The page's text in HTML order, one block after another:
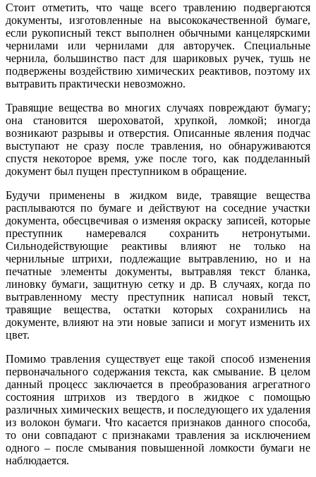
Стоит отметить, что чаще всего травлению подвергаются
документы, изготовленные на высококачественной бумаге,
если рукописный текст выполнен обычными канцелярскими
чернилами или чернилами для авторучек. Специальные
чернила, большинство паст для шариковых ручек, тушь не
подвержены воздействию химических реактивов, поэтому их
вытравить практически невозможно.
Травящие вещества во многих случаях повреждают бумагу;
она становится шероховатой, хрупкой, ломкой; иногда
возникают разрывы и отверстия. Описанные явления подчас
выступают не сразу после травления, но обнаруживаются
спустя некоторое время, уже после того, как подделанный
документ был пущен преступником в обращение.
Будучи применены в жидком виде, травящие вещества
расплываются по бумаге и действуют на соседние участки
документа, обесцвечивая о изменяя окраску записей, которые
преступник намеревался сохранить нетронутыми.
Сильнодействующие реактивы влияют не только на
чернильные штрихи, подлежащие вытравлению, но и на
печатные элементы документы, вытравляя текст бланка,
линовку бумаги, защитную сетку и др. В случаях, когда по
вытравленному месту преступник написал новый текст,
травящие вещества, остатки которых сохранились на
документе, влияют на эти новые записи и могут изменить их
цвет.
Помимо травления существует еще такой способ изменения
первоначального содержания текста, как смывание. В целом
данный процесс заключается в преобразования агрегатного
состояния штрихов из твердого в жидкое с помощью
различных химических веществ, и последующего их удаления
из волокон бумаги. Что касается признаков данного способа,
то они совпадают с признаками травления за исключением
одного – после смывания повышенной ломкости бумаги не
наблюдается.